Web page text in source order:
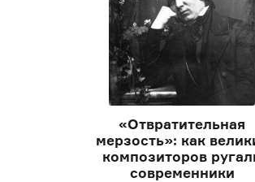
«Отвратительная
мерзость»: как
композиторов
современники